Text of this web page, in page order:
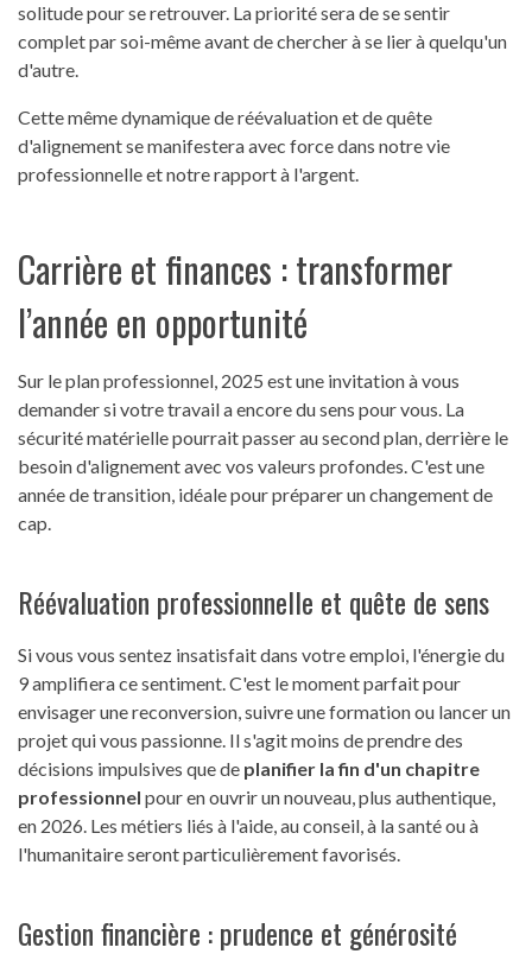
solitude pour se retrouver. La priorité sera de se sentir
complet par soi-même avant de chercher à se lier à quelqu'un
d'autre.
Cette même dynamique de réévaluation et de quête
d'alignement se manifestera avec force dans notre vie
professionnelle et notre rapport à l'argent.
Carrière et finances : transformer
l’année en opportunité
Sur le plan professionnel, 2025 est une invitation à vous
demander si votre travail a encore du sens pour vous. La
sécurité matérielle pourrait passer au second plan, derrière le
besoin d'alignement avec vos valeurs profondes. C'est une
année de transition, idéale pour préparer un changement de
cap.
Réévaluation professionnelle et quête de sens
Si vous vous sentez insatisfait dans votre emploi, l'énergie du
9 amplifiera ce sentiment. C'est le moment parfait pour
envisager une reconversion, suivre une formation ou lancer un
projet qui vous passionne. Il s'agit moins de prendre des
décisions impulsives que de planifier la fin d'un chapitre
professionnel pour en ouvrir un nouveau, plus authentique,
en 2026. Les métiers liés à l'aide, au conseil, à la santé ou à
l'humanitaire seront particulièrement favorisés.
Gestion financière : prudence et générosité